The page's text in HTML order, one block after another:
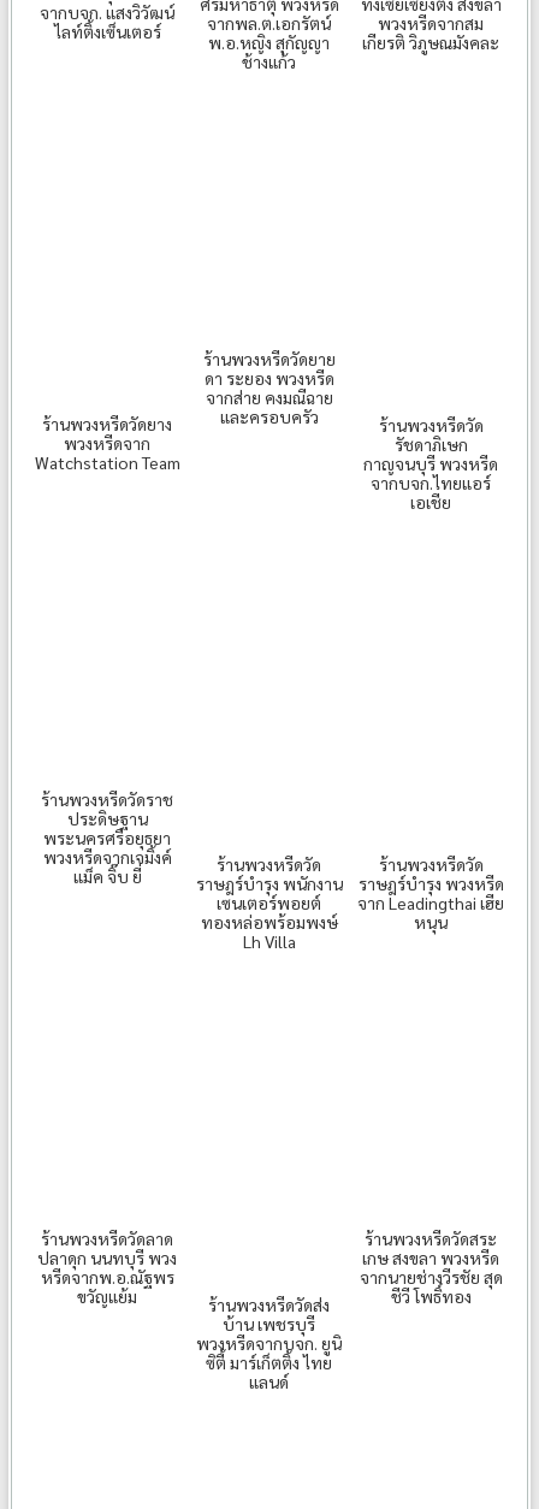
จากบจก. แสงวิวัฒน์
ไลท์ติ้งเซ็นเตอร์
จากพล.ต.เอกรัตน์
พ.อ.หญิง สุกัญญา
ช้างแก้ว
พวงหรีดจากสม
เกียรติ วิภูษณมังคละ
ร้านพวงหรีดวัดยาง
พวงหรีดจาก
Watchstation Team
ร้านพวงหรีดวัดยาย
ดา ระยอง พวงหรีด
จากส่าย คงมณีฉาย
และครอบครัว
ร้านพวงหรีดวัด
รัชดาภิเษก
กาญจนบุรี พวงหรีด
จากบจก.ไทยแอร์
เอเชีย
ร้านพวงหรีดวัดราช
ประดิษฐาน
พระนครศรีอยุธยา
พวงหรีดจากเจมิ้งค์
แม็ค จิ๊บ ยี่
ร้านพวงหรีดวัด
ราษฎร์บำรุง พนักงาน
เซนเตอร์พอยต์
ทองหล่อพร้อมพงษ์
Lh Villa
ร้านพวงหรีดวัด
ราษฎร์บำรุง พวงหรีด
จาก Leadingthai เฮีย
หนุน
ร้านพวงหรีดวัดลาด
ปลาดุก นนทบุรี พวง
หรีดจากพ.อ.ณัฐพร
ขวัญแย้ม
ร้านพวงหรีดวัดส่ง
บ้าน เพชรบุรี
พวงหรีดจากบจก. ยูนิ
ซิตี้ มาร์เก็ตติ้ง ไทย
แลนด์
ร้านพวงหรีดวัดสระ
เกษ สงขลา พวงหรีด
จากนายช่างวีรชัย สุด
ชีวี โพธิ์ทอง